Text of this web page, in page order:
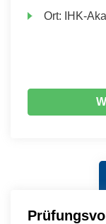
Ort: IHK-